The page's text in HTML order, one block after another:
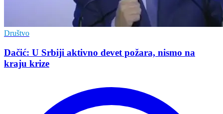
Društvo
Dačić: U Srbiji aktivno devet požara, nismo na
kraju krize